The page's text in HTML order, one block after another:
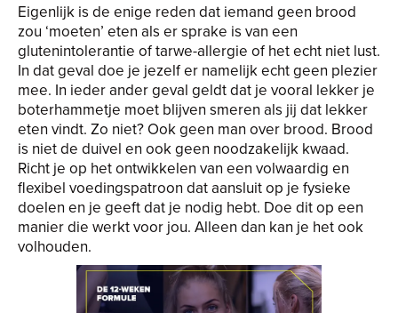
Eigenlijk is de enige reden dat iemand geen brood
zou ‘moeten’ eten als er sprake is van een
glutenintolerantie of tarwe-allergie of het echt niet lust.
In dat geval doe je jezelf er namelijk echt geen plezier
mee. In ieder ander geval geldt dat je vooral lekker je
boterhammetje moet blijven smeren als jij dat lekker
eten vindt. Zo niet? Ook geen man over brood. Brood
is niet de duivel en ook geen noodzakelijk kwaad.
Richt je op het ontwikkelen van een volwaardig en
flexibel voedingspatroon dat aansluit op je fysieke
doelen en je geeft dat je nodig hebt. Doe dit op een
manier die werkt voor jou. Alleen dan kan je het ook
volhouden.